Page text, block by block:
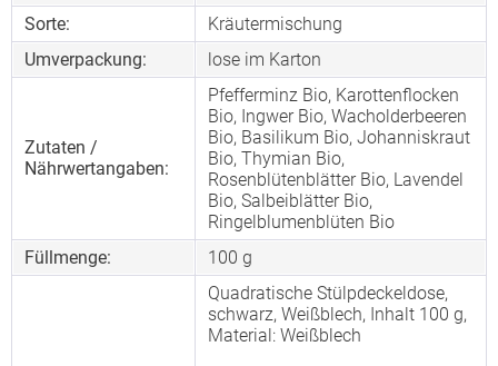
Sorte:
Kräutermischung
Umverpackung:
lose im Karton
Zutaten /
Nährwertangaben:
Pfefferminz Bio, Karottenflocken
Bio, Ingwer Bio, Wacholderbeeren
Bio, Basilikum Bio, Johanniskraut
Bio, Thymian Bio,
Rosenblütenblätter Bio, Lavendel
Bio, Salbeiblätter Bio,
Ringelblumenblüten Bio
Füllmenge:
100 g
Quadratische Stülpdeckeldose,
schwarz, Weißblech, Inhalt 100 g,
Material: Weißblech